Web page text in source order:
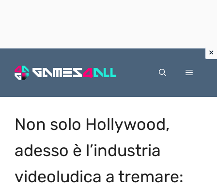
Menu
Non solo Hollywood,
adesso è l’industria
videoludica a tremare: